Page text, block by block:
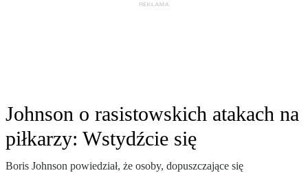
Johnson o rasistowskich atakach na
piłkarzy: Wstydźcie się
Boris Johnson powiedział, że osoby, dopuszczające się